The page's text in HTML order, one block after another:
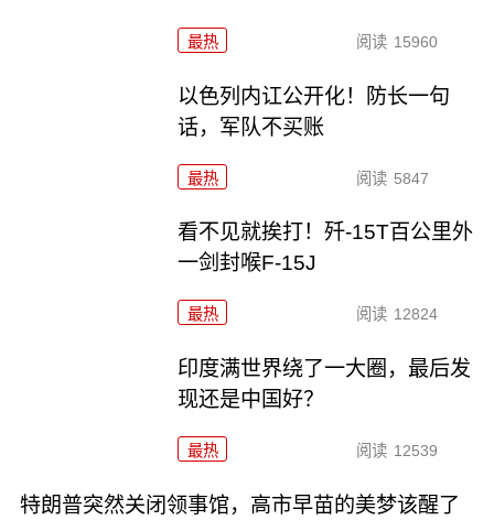
最热 阅读 15960
以色列内讧公开化！防长一句
话，军队不买账
最热 阅读 5847
看不见就挨打！歼-15T百公里外
一剑封喉F-15J
最热 阅读 12824
印度满世界绕了一大圈，最后发
现还是中国好？
最热 阅读 12539
特朗普突然关闭领事馆，高市早苗的美梦该醒了